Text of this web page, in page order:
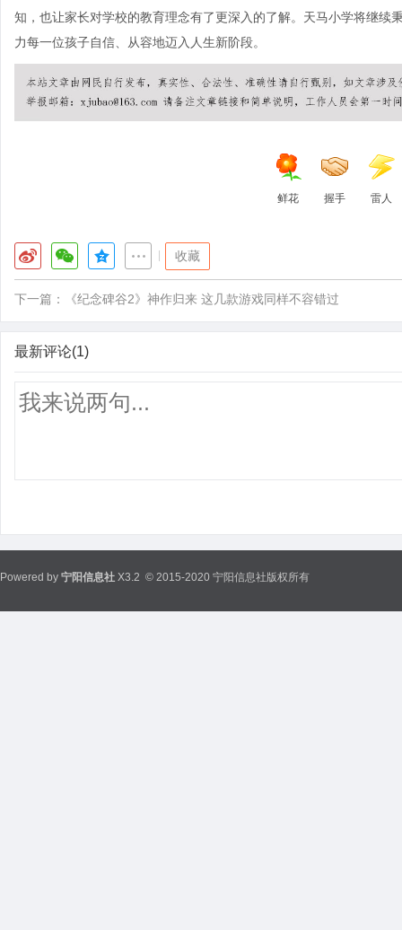
知，也让家长对学校的教育理念有了更深入的了解。天马小学将继续
力每一位孩子自信、从容地迈入人生新阶段。
鲜花 握手 雷人
收藏
下一篇： 《纪念碑谷2》神作归来 这几款游戏同样不容错过
最新评论(1)
Powered by 宁阳信息社 X3.2 © 2015-2020 宁阳信息社版权所有